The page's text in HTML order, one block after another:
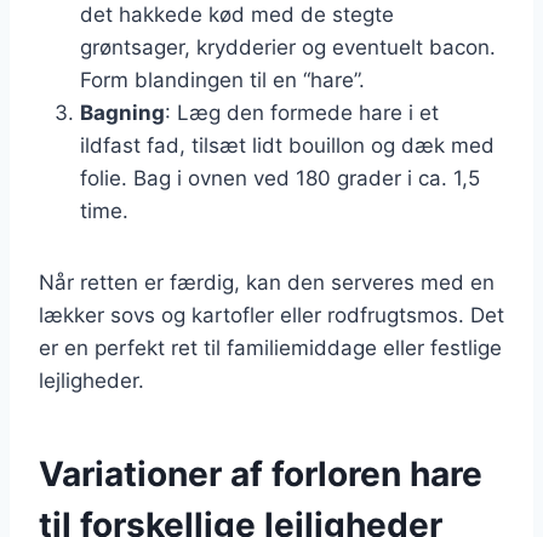
det hakkede kød med de stegte
grøntsager, krydderier og eventuelt bacon.
Form blandingen til en “hare”.
Bagning: Læg den formede hare i et
ildfast fad, tilsæt lidt bouillon og dæk med
folie. Bag i ovnen ved 180 grader i ca. 1,5
time.
Når retten er færdig, kan den serveres med en
lækker sovs og kartofler eller rodfrugtsmos. Det
er en perfekt ret til familiemiddage eller festlige
lejligheder.
Variationer af forloren hare
til forskellige lejligheder